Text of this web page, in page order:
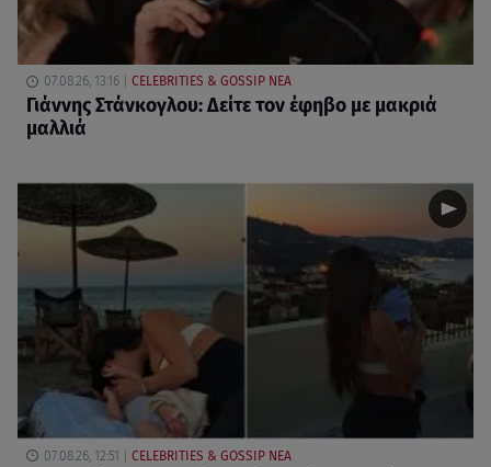
07.08.26, 13:16 CELEBRITIES & GOSSIP ΝΕΑ
Γιάννης Στάνκογλου: Δείτε τον έφηβο με μακριά
μαλλιά
07.08.26, 12:51 CELEBRITIES & GOSSIP ΝΕΑ